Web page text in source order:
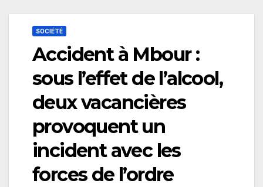
SOCIÉTÉ
Accident à Mbour :
sous l’effet de l’alcool,
deux vacancières
provoquent un
incident avec les
forces de l’ordre